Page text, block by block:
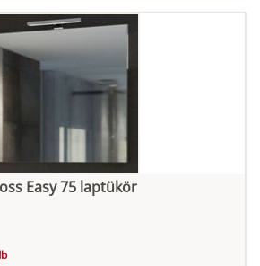
Nádzöld
Easy 75 laptükör